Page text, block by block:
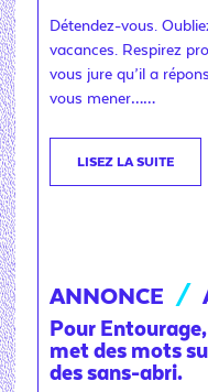
Détendez-vous.
vacances. Respirez
vous jure qu’il a
vous mener……
LISEZ LA SUITE
ANNONCE /
Pour
met des mots
des sans-abri.